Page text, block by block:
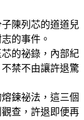
陳列芯的道道兒
的事件。
的祕錄，內部紀
禁不由讓許退驚
鍊祕法，這三個
查，許退即便再